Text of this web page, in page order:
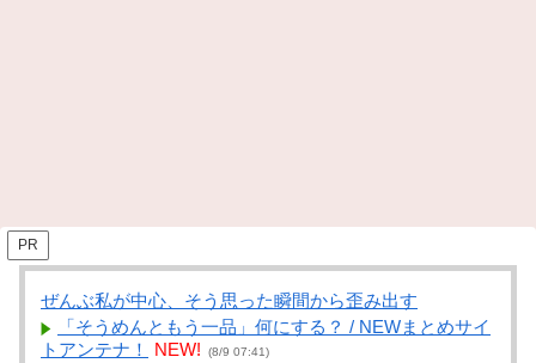
PR
ぜんぶ私が中心、そう思った瞬間から歪み出す
「そうめんともう一品」何にする？ / NEWまとめサイ
トアンテナ！
NEW! (8/9 07:41)